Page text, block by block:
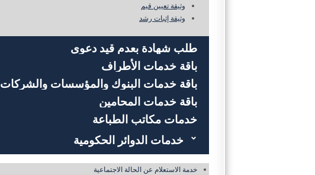
خدمات الدوائر الحكومية
خدمة الاستعلام عن الحالة الاجتماعية
وثيقة تعيين قيم
وثيقة إثبات رشد
طلب شهادة بعدم قيد دعوى
باقة خدمات الأطراف
باقة خدمات البنوك والمؤسسات والشركات
باقة خدمات المحامين
خدمات مكاتب الطباعة